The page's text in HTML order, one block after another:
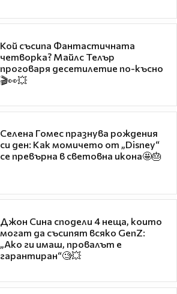
Кой съсипа Фантастичната
четворка? Майлс Телър
проговаря десетилетие по-късно
🎬👀💥
Селена Гомес празнува рождения
си ден: Как момичето от „Disney“
се превърна в световна икона🤩🎂
Джон Сина сподели 4 неща, които
могат да съсипят всяко GenZ:
„Ако ги имаш, провалът е
гарантиран“🧐💥